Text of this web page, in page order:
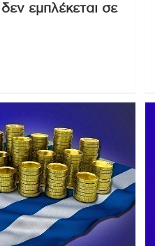
εμπλέκεται σε